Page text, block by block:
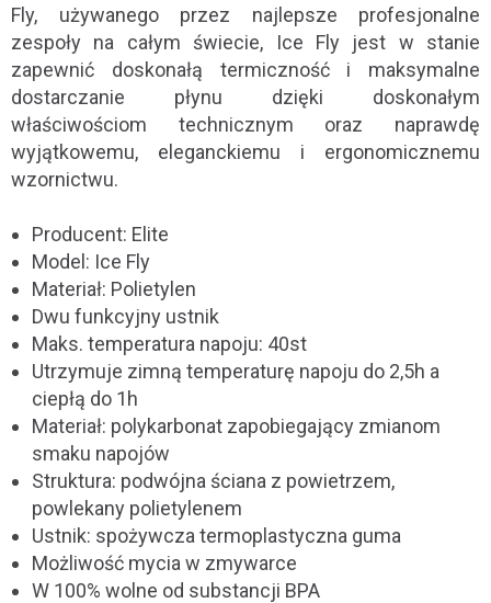
Fly, używanego przez najlepsze profesjonalne
zespoły na całym świecie, Ice Fly jest w stanie
zapewnić doskonałą termiczność i maksymalne
dostarczanie płynu dzięki doskonałym
właściwościom technicznym oraz naprawdę
wyjątkowemu, eleganckiemu i ergonomicznemu
wzornictwu.
Producent: Elite
Model: Ice Fly
Materiał: Polietylen
Dwu funkcyjny ustnik
Maks. temperatura napoju: 40st
Utrzymuje zimną temperaturę napoju do 2,5h a
ciepłą do 1h
Materiał: polykarbonat zapobiegający zmianom
smaku napojów
Struktura: podwójna ściana z powietrzem,
powlekany polietylenem
Ustnik: spożywcza termoplastyczna guma
Możliwość mycia w zmywarce
W 100% wolne od substancji BPA